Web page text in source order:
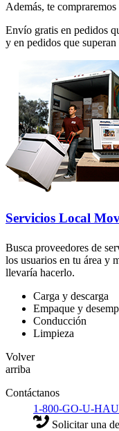
Además, te compraremos
Envío gratis en pedidos
y en pedidos que
Servicios Local
Busca proveedores de
los usuarios en tu área y
llevaría hacerlo.
Carga y descarga
Empaque y
Conducción
Limpieza
Volver
arriba
Contáctanos
1-800-GO-U-
Solicitar una